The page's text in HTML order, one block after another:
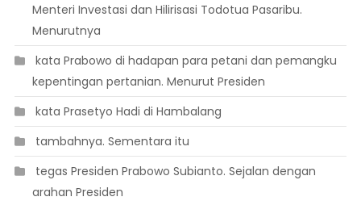
Menteri Investasi dan Hilirisasi Todotua Pasaribu.
Menurutnya
 kata Prabowo di hadapan para petani dan pemangku
kepentingan pertanian. Menurut Presiden
 kata Prasetyo Hadi di Hambalang
 tambahnya. Sementara itu
 tegas Presiden Prabowo Subianto. Sejalan dengan
arahan Presiden